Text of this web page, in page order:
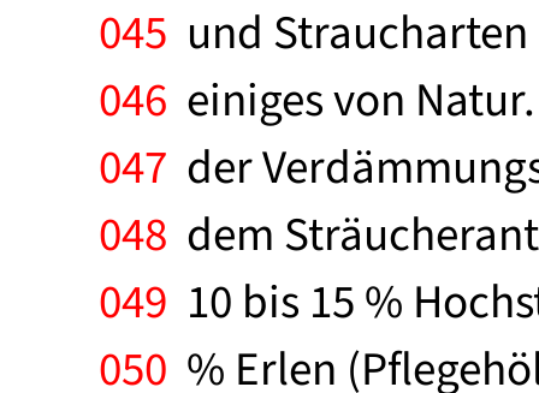
045 und
046 einiges von
047 der
048 dem
049 10 bis 15 %
050 % Erlen